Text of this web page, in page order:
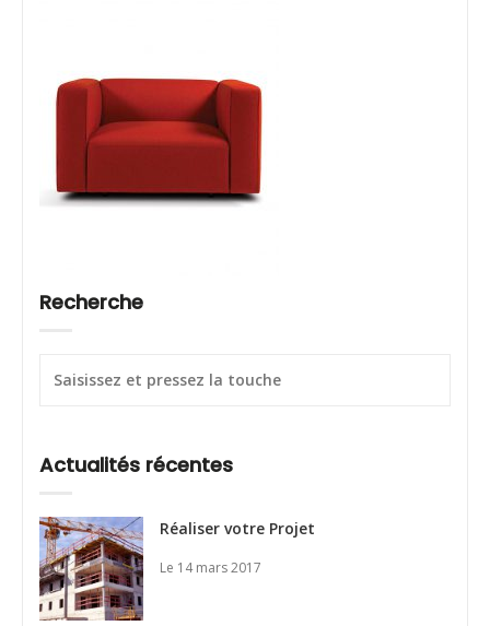
Recherche
Actualités récentes
Réaliser votre Projet
Le 14 mars 2017